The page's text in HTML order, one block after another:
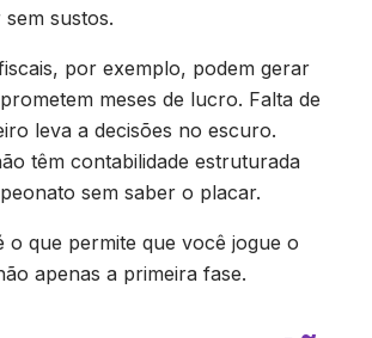
sustos.
por exemplo, podem gerar
meses de lucro. Falta de
leva a decisões no escuro.
têm contabilidade estruturada
sem saber o placar.
o que permite que você jogue o
apenas a primeira fase.